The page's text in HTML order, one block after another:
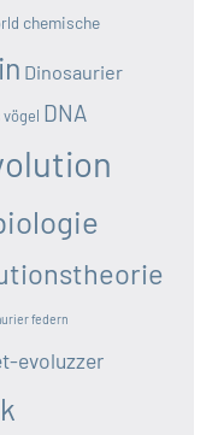
chemische
Dinosaurier
vögel DNA
federn
evoluzzer